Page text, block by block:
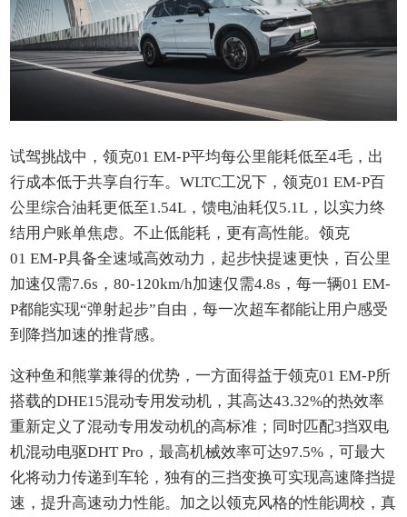
试驾挑战中，领克01 EM-P平均每公里能耗低至4毛，出
行成本低于共享自行车。WLTC工况下，领克01 EM-P百
公里综合油耗更低至1.54L，馈电油耗仅5.1L，以实力终
结用户账单焦虑。不止低能耗，更有高性能。领克
01 EM-P具备全速域高效动力，起步快提速更快，百公里
加速仅需7.6s，80-120km/h加速仅需4.8s，每一辆01 EM-
P都能实现“弹射起步”自由，每一次超车都能让用户感受
到降挡加速的推背感。
这种鱼和熊掌兼得的优势，一方面得益于领克01 EM-P所
搭载的DHE15混动专用发动机，其高达43.32%的热效率
重新定义了混动专用发动机的高标准；同时匹配3挡双电
机混动电驱DHT Pro，最高机械效率可达97.5%，可最大
化将动力传递到车轮，独有的三挡变换可实现高速降挡提
速，提升高速动力性能。加之以领克风格的性能调校，真